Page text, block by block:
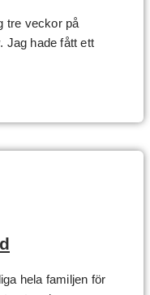
tre veckor på
Jag hade fått ett
hela familjen för